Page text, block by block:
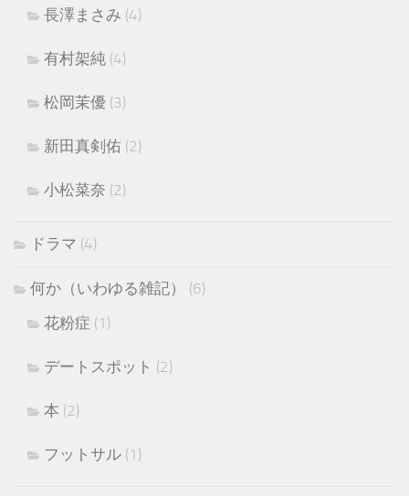
長澤まさみ (4)
有村架純 (4)
松岡茉優 (3)
新田真剣佑 (2)
小松菜奈 (2)
ドラマ (4)
何か（いわゆる雑記）
(6)
花粉症 (1)
デートスポット (2)
本 (2)
フットサル (1)